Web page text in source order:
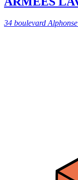
34 boulevard